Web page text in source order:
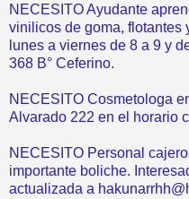
NECESITO Ayudante
vinilicos de goma, flotantes
lunes a viernes de 8 a 9 y
368 B° Ceferino.
NECESITO Cosmetologa
Alvarado 222 en el horario
NECESITO Personal
importante boliche.
actualizada a